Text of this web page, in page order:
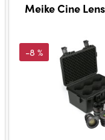
Meike Cine
-8 %